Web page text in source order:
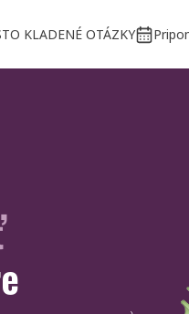
KLADENÉ OTÁZKY